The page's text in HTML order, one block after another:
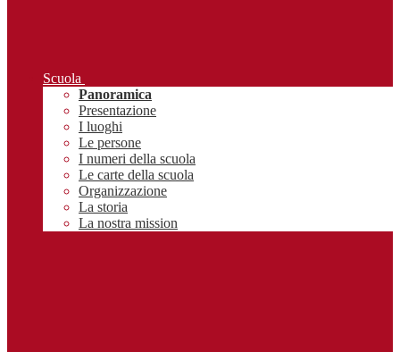
Scuola
Panoramica
Presentazione
I luoghi
Le persone
I numeri della scuola
Le carte della scuola
Organizzazione
La storia
La nostra mission